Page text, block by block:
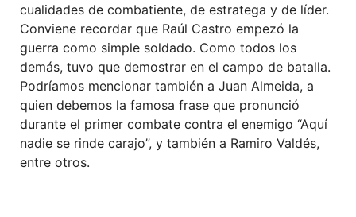
cualidades de combatiente, de estratega y de líder.
Conviene recordar que Raúl Castro empezó la
guerra como simple soldado. Como todos los
demás, tuvo que demostrar en el campo de batalla.
Podríamos mencionar también a Juan Almeida, a
quien debemos la famosa frase que pronunció
durante el primer combate contra el enemigo “Aquí
nadie se rinde carajo”, y también a Ramiro Valdés,
entre otros.